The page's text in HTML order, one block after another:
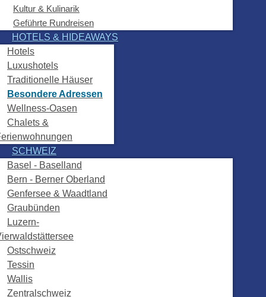
Kultur & Kulinarik
Geführte Rundreisen
HOTELS & HIDEAWAYS
Hotels
Luxushotels
Traditionelle Häuser
Besondere Adressen
Wellness-Oasen
Chalets &
SCHWEIZ
Basel - Baselland
Bern - Berner Oberland
Genfersee & Waadtland
Graubünden
Luzern-
Ostschweiz
Tessin
Wallis
Zentralschweiz